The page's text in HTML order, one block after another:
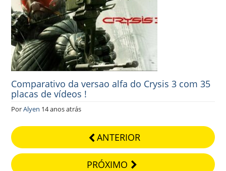
Comparativo da versao alfa do Crysis 3 com 35
placas de vídeos !
PorAlyen 14 anos atrás
ANTERIOR
PRÓXIMO